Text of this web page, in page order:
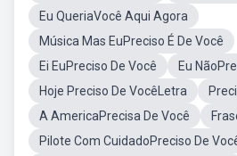
Eu QueriaVocê Aqui Agora
Música Mas EuPreciso É De Você
Ei EuPreciso De Você
Eu
Hoje Preciso De VocêLetra
A AmericaPrecisa De Você
Pilote Com CuidadoPreciso De